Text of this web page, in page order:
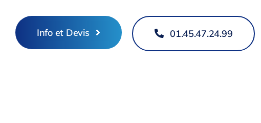
Info et Devis 01.45.47.24.99